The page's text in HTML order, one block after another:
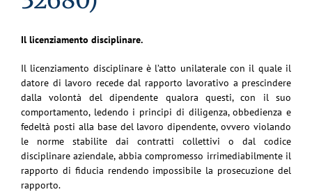
Il licenziamento disciplinare.
Il licenziamento disciplinare è l’atto unilaterale con il quale il
datore di lavoro recede dal rapporto lavorativo a prescindere
dalla volontà del dipendente qualora questi, con il suo
comportamento, ledendo i principi di diligenza, obbedienza e
fedeltà posti alla base del lavoro dipendente, ovvero violando
le norme stabilite dai contratti collettivi o dal codice
disciplinare aziendale, abbia compromesso irrimediabilmente il
rapporto di fiducia rendendo impossibile la prosecuzione del
rapporto.